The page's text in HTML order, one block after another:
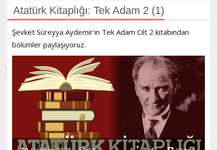
Atatürk Kitaplığı: Tek Adam 2 (1)
Şevket Süreyya Aydemir’in Tek Adam Cilt 2 kitabından
bölümler paylaşıyoruz.
+ -